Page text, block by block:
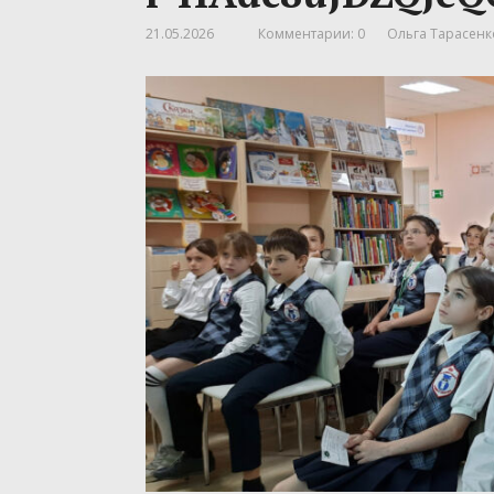
21.05.2026 Комментарии: 0 Ольга